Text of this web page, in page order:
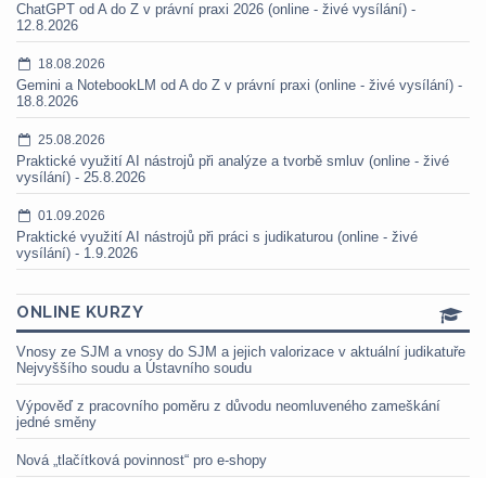
ChatGPT od A do Z v právní praxi 2026 (online - živé vysílání) -
12.8.2026
18.08.2026
Gemini a NotebookLM od A do Z v právní praxi (online - živé vysílání) -
18.8.2026
25.08.2026
Praktické využití AI nástrojů při analýze a tvorbě smluv (online - živé
vysílání) - 25.8.2026
01.09.2026
Praktické využití AI nástrojů při práci s judikaturou (online - živé
vysílání) - 1.9.2026
ONLINE KURZY
Vnosy ze SJM a vnosy do SJM a jejich valorizace v aktuální judikatuře
Nejvyššího soudu a Ústavního soudu
Výpověď z pracovního poměru z důvodu neomluveného zameškání
jedné směny
Nová „tlačítková povinnost“ pro e-shopy